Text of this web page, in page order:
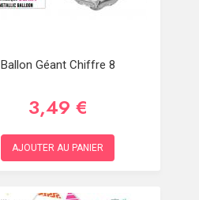
Ballon Géant Chiffre 8
3,49 €
AJOUTER AU PANIER